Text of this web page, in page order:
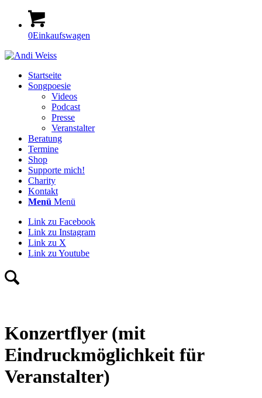
0Einkaufswagen
Startseite
Songpoesie
Videos
Podcast
Presse
Veranstalter
Beratung
Termine
Shop
Supporte mich!
Charity
Kontakt
Menü Menü
Link zu Facebook
Link zu Instagram
Link zu X
Link zu Youtube
Konzertflyer (mit
Eindruckmöglichkeit für
Veranstalter)